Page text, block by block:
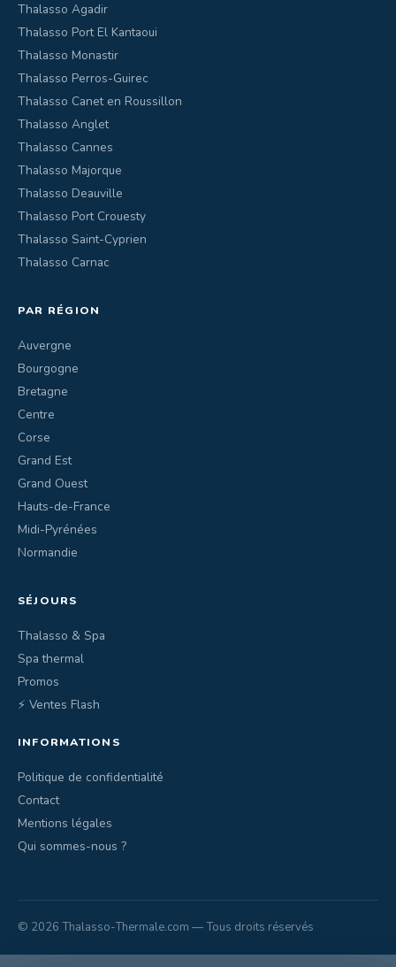
Thalasso Agadir
Thalasso Port El Kantaoui
Thalasso Monastir
Thalasso Perros-Guirec
Thalasso Canet en Roussillon
Thalasso Anglet
Thalasso Cannes
Thalasso Majorque
Thalasso Deauville
Thalasso Port Crouesty
Thalasso Saint-Cyprien
Thalasso Carnac
PAR RÉGION
Auvergne
Bourgogne
Bretagne
Centre
Corse
Grand Est
Grand Ouest
Hauts-de-France
Midi-Pyrénées
Normandie
SÉJOURS
Thalasso & Spa
Spa thermal
Promos
⚡ Ventes Flash
INFORMATIONS
Politique de confidentialité
Contact
Mentions légales
Qui sommes-nous ?
© 2026 Thalasso-Thermale.com — Tous droits réservés